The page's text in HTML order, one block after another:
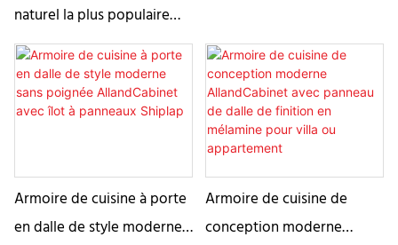
couleur noyer noir
naturel la plus populaire
d'Allandcabinet présente
une riche finition
mélaminée couleur noyer
durables et faciles
d'entretien. Idéale pour les
Armoire de cuisine à porte
en dalle de style moderne
Armoire de cuisine de
conception moderne